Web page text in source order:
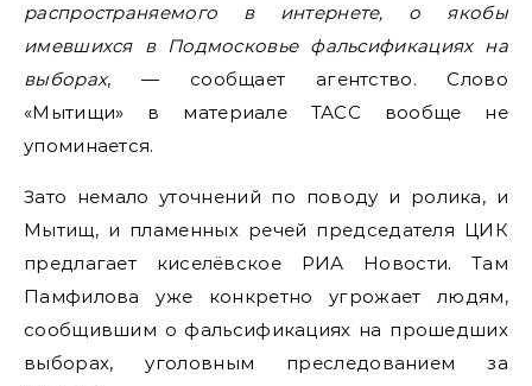
распространяемого в интернете, о якобы
имевшихся в Подмосковье фальсификациях на
выборах, — сообщает агентство. Слово
«Мытищи» в материале ТАСС вообще не
упоминается.
Зато немало уточнений по поводу и ролика, и
Мытищ, и пламенных речей председателя ЦИК
предлагает киселёвское РИА Новости. Там
Памфилова уже конкретно угрожает людям,
сообщившим о фальсификациях на прошедших
выборах, уголовным преследованием за